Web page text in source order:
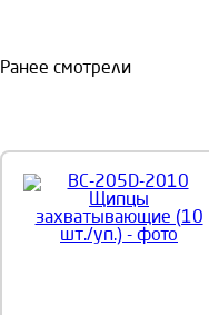
Ранее смотрели